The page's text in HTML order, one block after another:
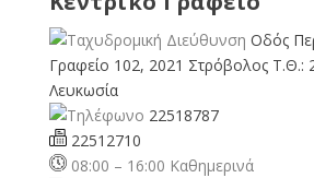
Οδός
Γραφείο 102, 2021 Στρόβολος Τ.Θ.:
Λευκωσία
22518787
22512710
08:00 – 16:00 Καθημερινά